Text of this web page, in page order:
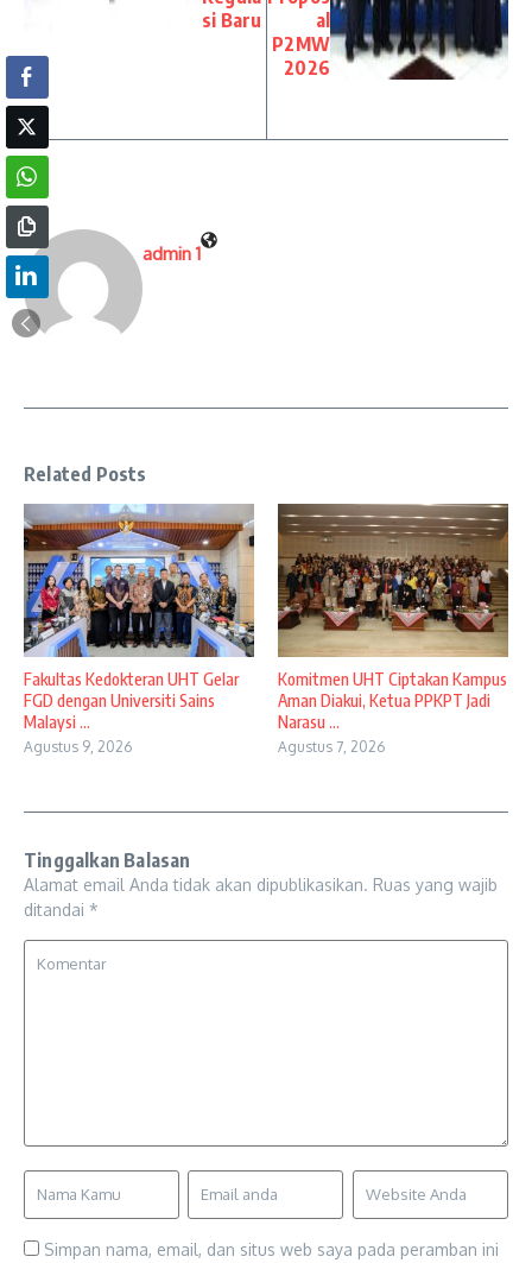
si Baru
al
P2MW
2026
admin 1
Related Posts
Fakultas Kedokteran UHT Gelar
FGD dengan Universiti Sains
Malaysi ...
Agustus 9, 2026
Komitmen UHT Ciptakan Kampus
Aman Diakui, Ketua PPKPT Jadi
Narasu ...
Agustus 7, 2026
Tinggalkan Balasan
Alamat email Anda tidak akan dipublikasikan. Ruas yang wajib
ditandai *
Simpan nama, email, dan situs web saya pada peramban ini